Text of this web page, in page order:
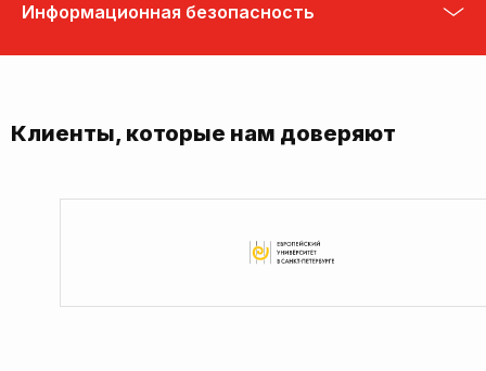
Информационная безопасность
Клиенты, которые нам доверяют